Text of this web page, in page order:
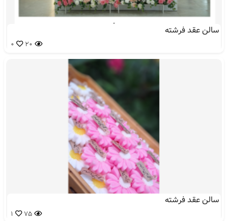
سالن عقد فرشته
20
0
سالن عقد فرشته
75
1